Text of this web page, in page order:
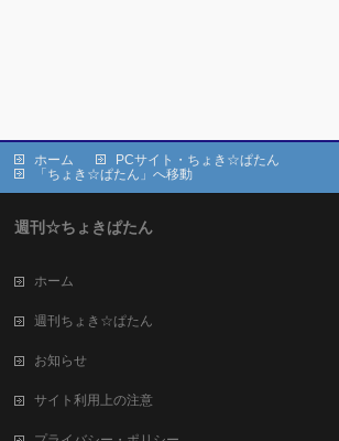
ホーム
PCサイト・ちょき☆ぱたん
「ちょき☆ぱたん」へ移動
週刊☆ちょきぱたん
ホーム
週刊ちょき☆ぱたん
お知らせ
サイト利用上の注意